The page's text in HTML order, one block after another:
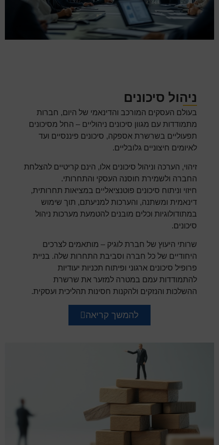
ניהול סיכונים
בעולם העסקים המורכב והדינאמי של היום, חברות
מתמודדות עם מגוון סיכונים ניהוליים – החל מסיכונים
תפעוליים בשרשרת אספקה, סיכונים פיננסיים ועד
לאיומים חיצוניים גלובליים.
זיהוי, הערכה וניהול סיכונים אלו, הינם קריטיים להצלחת
החברה ולשמירת חוסנה העסקי והתחרותי.
חיזוי וניתוח סיכונים פוטנציאליים במציאות תחרותית,
דינאמית ומשתנה, והערכות למניעתם, תוך שימוש
במתודולוגיות וכלים מובנים להטמעת מערכות ניהול
סיכונים.
שרותי היעוץ של חברת לוגיק – מותאמים לצרכים
היחודיים של כל חברה וסביבת התחרות שלה. בניית
פרופיל סיכונים ארגוני ופיתוח תכניות יעודיות
להתמודדות עמם במטרה למזער את שרשרת
ההשלכות והנזקים ולהקנות חסינות תהליכית ועסקית.
להמשך קריאה